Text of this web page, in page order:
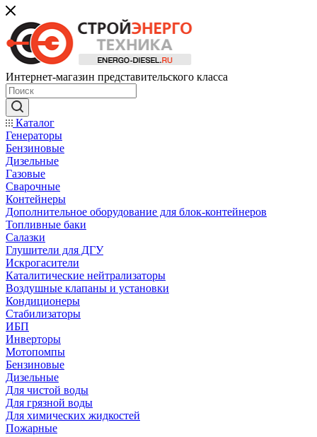
Интернет-магазин представительского класса
Каталог
Генераторы
Бензиновые
Дизельные
Газовые
Сварочные
Контейнеры
Дополнительное оборудование для блок-контейнеров
Топливные баки
Салазки
Глушители для ДГУ
Искрогасители
Каталитические нейтрализаторы
Воздушные клапаны и установки
Кондиционеры
Стабилизаторы
ИБП
Инверторы
Мотопомпы
Бензиновые
Дизельные
Для чистой воды
Для грязной воды
Для химических жидкостей
Пожарные